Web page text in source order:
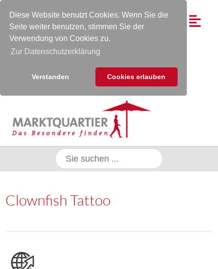
Diese Website benutzt Cookies. Wenn Sie die
Seite weiter benutzen, stimmen Sie der
Verwendung von Cookies zu.
Zur Datenschutzerklärung
Verstanden Cookies erlauben
Clownfish Tattoo